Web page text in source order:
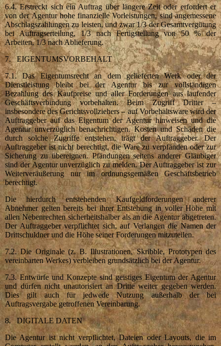
6.4. Erstreckt sich ein Auftrag über längere Zeit oder erfordert er
von der Agentur hohe finanzielle Vorleistungen, sind angemessene
Abschlagszahlungen zu leisten, und zwar 1/3 der Gesamtvergütung
bei Auftragserteilung, 1/3 nach Fertigstellung von 50 % der
Arbeiten, 1/3 nach Ablieferung.
7. EIGENTUMSVORBEHALT
7.1. Das Eigentumsrecht an dem gelieferten Werk oder der
Dienstleistung bleibt bei der Agentur bis zur vollständigen
Bezahlung des Kaufpreise und aller Forderungen aus laufender
Geschäftsverbindung vorbehalten. Beim Zugriff Dritter –
insbesondere des Gerichtsvollziehers – auf Vorbehaltsware wird der
Auftraggeber auf das Eigentum der Agentur hinweisen und die
Agentur unverzüglich benachrichtigen. Kosten und Schäden die
durch solche Zugriffe entstehen, trägt der Auftraggeber. Der
Auftraggeber ist nicht berechtigt, die Ware zu verpfänden oder zur
Sicherung zu übereignen. Pfändungen seitens anderer Gläubiger
sind der Agentur unverzüglich zu melden. Der Auftraggeber ist zur
Weiterveräußerung nur im ordnungsgemäßen Geschäftsbetrieb
berechtigt.
Die hierdurch entstehenden Kaufgeldforderungen anderer
Abnehmer gelten bereits bei ihrer Entstehung in voller Höhe mit
allen Nebenrechten sicherheitshalber als an die Agentur abgetreten.
Der Auftraggeber verpflichtet sich, auf Verlangen die Namen der
Drittschuldner und die Höhe seiner Forderungen mitzuteilen.
7.2. Die Originale (z. B. Illustrationen, Skribble, Prototypen des
vereinbarten Werkes) verbleiben grundsätzlich bei der Agentur.
7.3. Entwürfe und Konzepte sind geistiges Eigentum der Agentur
und dürfen nicht unautorisiert an Dritte weiter gegeben werden.
Dies gilt auch für jedwede Nutzung außerhalb der bei
Auftragsvergabe getroffenen Vereinbarung.
8. DIGITALE DATEN
Die Agentur ist nicht verpflichtet, Dateien oder Layouts, die im